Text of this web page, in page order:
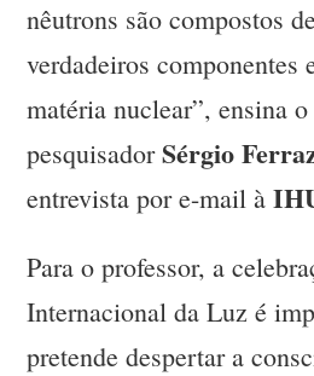
nêutrons são compostos
verdadeiros componentes
matéria nuclear”, ensina
pesquisadorSérgio
entrevista por e-mail à
Para o professor, a
Internacional da Luz é
pretende despertar a